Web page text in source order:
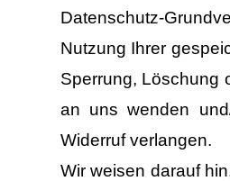
Datenschutz-
Nutzung Ihrer
Sperrung, Löschung
an uns wenden
Widerruf verlangen.
Wir weisen darauf